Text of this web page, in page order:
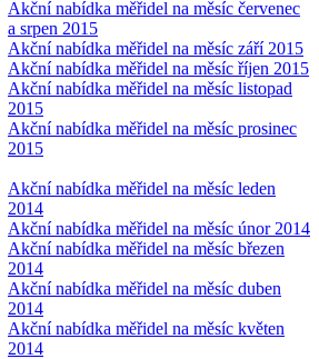
Akční nabídka měřidel na měsíc červenec
a srpen 2015
Akční nabídka měřidel na měsíc září 2015
Akční nabídka měřidel na měsíc říjen 2015
Akční nabídka měřidel na měsíc listopad
2015
Akční nabídka měřidel na měsíc prosinec
2015
Akční nabídka měřidel na měsíc leden
2014
Akční nabídka měřidel na měsíc únor 2014
Akční nabídka měřidel na měsíc březen
2014
Akční nabídka měřidel na měsíc duben
2014
Akční nabídka měřidel na měsíc květen
2014